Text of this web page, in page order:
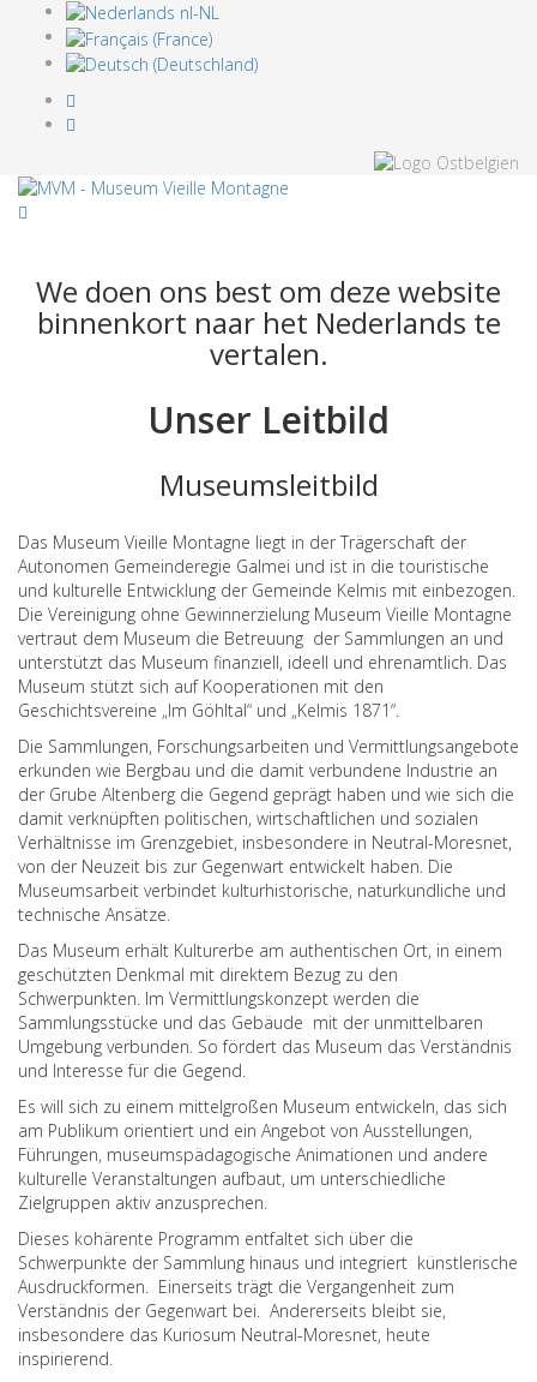
We doen ons best om deze website
binnenkort naar het Nederlands te
vertalen.
Unser Leitbild
Museumsleitbild
Das Museum Vieille Montagne liegt in der Trägerschaft der
Autonomen Gemeinderegie Galmei und ist in die touristische
und kulturelle Entwicklung der Gemeinde Kelmis mit einbezogen.
Die Vereinigung ohne Gewinnerzielung Museum Vieille Montagne
vertraut dem Museum die Betreuung der Sammlungen an und
unterstützt das Museum finanziell, ideell und ehrenamtlich. Das
Museum stützt sich auf Kooperationen mit den
Geschichtsvereine „Im Göhltal“ und „Kelmis 1871“.
Die Sammlungen, Forschungsarbeiten und Vermittlungsangebote
erkunden wie Bergbau und die damit verbundene Industrie an
der Grube Altenberg die Gegend geprägt haben und wie sich die
damit verknüpften politischen, wirtschaftlichen und sozialen
Verhältnisse im Grenzgebiet, insbesondere in Neutral-Moresnet,
von der Neuzeit bis zur Gegenwart entwickelt haben. Die
Museumsarbeit verbindet kulturhistorische, naturkundliche und
technische Ansätze.
Das Museum erhält Kulturerbe am authentischen Ort, in einem
geschützten Denkmal mit direktem Bezug zu den
Schwerpunkten. Im Vermittlungskonzept werden die
Sammlungsstücke und das Gebäude mit der unmittelbaren
Umgebung verbunden. So fördert das Museum das Verständnis
und Interesse für die Gegend.
Es will sich zu einem mittelgroßen Museum entwickeln, das sich
am Publikum orientiert und ein Angebot von Ausstellungen,
Führungen, museumspädagogische Animationen und andere
kulturelle Veranstaltungen aufbaut, um unterschiedliche
Zielgruppen aktiv anzusprechen.
Dieses kohärente Programm entfaltet sich über die
Schwerpunkte der Sammlung hinaus und integriert künstlerische
Ausdruckformen. Einerseits trägt die Vergangenheit zum
Verständnis der Gegenwart bei. Andererseits bleibt sie,
insbesondere das Kuriosum Neutral-Moresnet, heute
inspirierend.